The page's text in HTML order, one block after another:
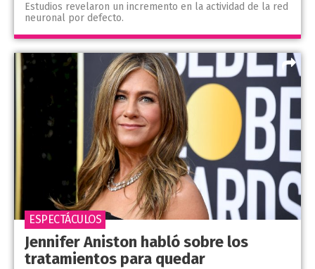
Estudios revelaron un incremento en la actividad de la red
neuronal por defecto.
Jennifer Aniston habló sobre los
tratamientos para quedar
ESPECTÁCULOS